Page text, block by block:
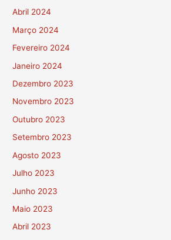
Abril 2024
Março 2024
Fevereiro 2024
Janeiro 2024
Dezembro 2023
Novembro 2023
Outubro 2023
Setembro 2023
Agosto 2023
Julho 2023
Junho 2023
Maio 2023
Abril 2023